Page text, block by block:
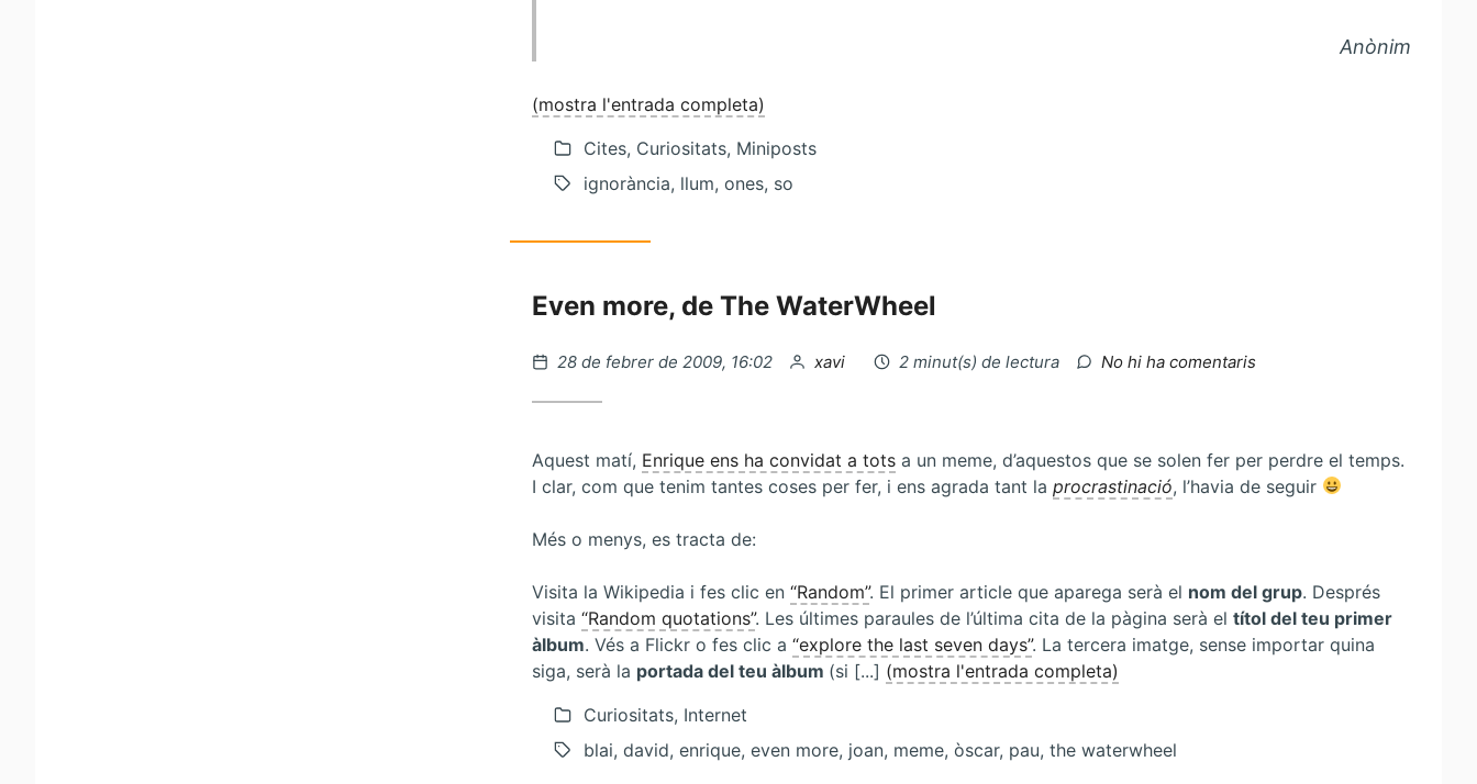
Anònim
(mostra l'entrada completa)
Cites, Curiositats, Miniposts
ignorància, llum, ones, so
Even more, de The WaterWheel
Publicat
28 de febrer de 2009, 16:02 per
xavi 2 minut(s) de lectura No hi ha comentaris
Aquest matí, Enrique ens ha convidat a tots a un meme, d’aquestos que se solen fer per perdre el temps.
I clar, com que tenim tantes coses per fer, i ens agrada tant la procrastinació, l’havia de seguir
Més o menys, es tracta de:
Visita la Wikipedia i fes clic en “Random”. El primer article que aparega serà el nom del grup. Després
visita “Random quotations”. Les últimes paraules de l’última cita de la pàgina serà el títol del teu primer
àlbum. Vés a Flickr o fes clic a “explore the last seven days”. La tercera imatge, sense importar quina
siga, serà la portada del teu àlbum (si [...] (mostra l'entrada completa)
Curiositats, Internet
blai, david, enrique, even more, joan, meme, òscar, pau, the waterwheel